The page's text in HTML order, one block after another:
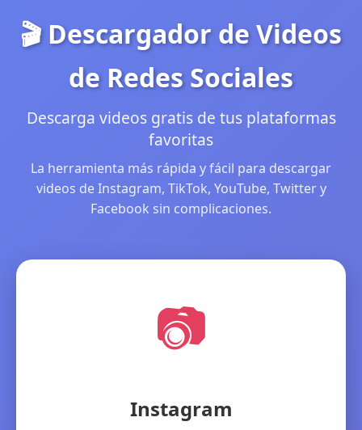
🎬 Descargador de Videos
de Redes Sociales
Descarga videos gratis de tus plataformas
favoritas
La herramienta más rápida y fácil para descargar
videos de Instagram, TikTok, YouTube, Twitter y
Facebook sin complicaciones.
📷
Instagram